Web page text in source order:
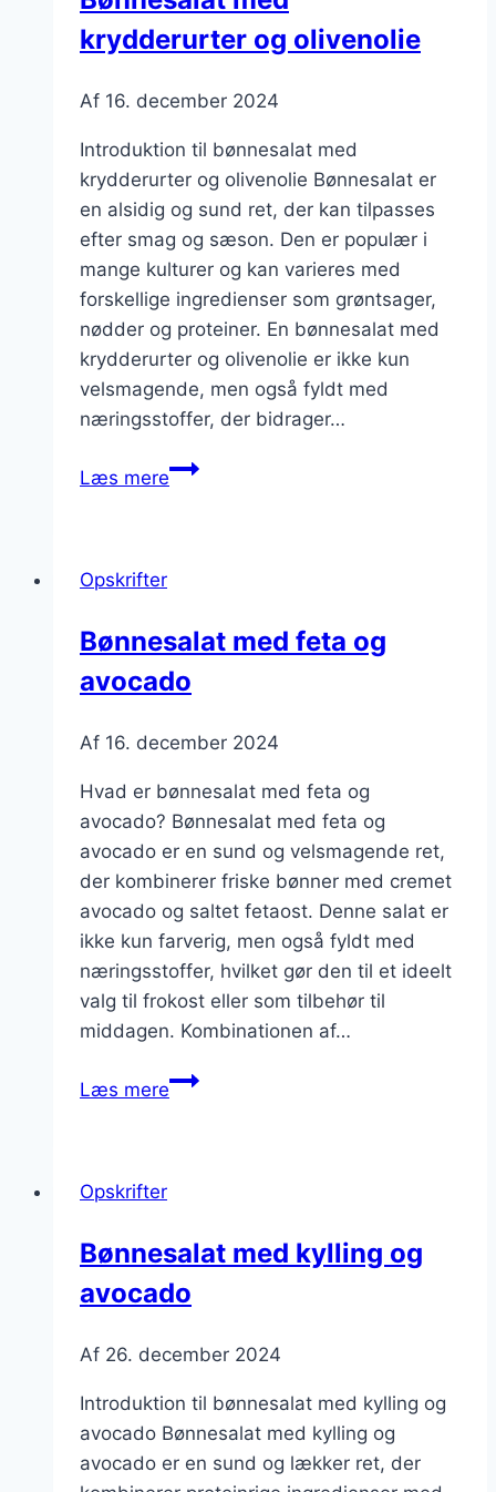
krydderurter og olivenolie
Af 16. december 2024
Introduktion til bønnesalat med
krydderurter og olivenolie Bønnesalat er
en alsidig og sund ret, der kan tilpasses
efter smag og sæson. Den er populær i
mange kulturer og kan varieres med
forskellige ingredienser som grøntsager,
nødder og proteiner. En bønnesalat med
krydderurter og olivenolie er ikke kun
velsmagende, men også fyldt med
næringsstoffer, der bidrager…
Læs mereBønnesalat
Opskrifter
Bønnesalat med feta og
avocado
Af 16. december 2024
Hvad er bønnesalat med feta og
avocado? Bønnesalat med feta og
avocado er en sund og velsmagende ret,
der kombinerer friske bønner med cremet
avocado og saltet fetaost. Denne salat er
ikke kun farverig, men også fyldt med
næringsstoffer, hvilket gør den til et ideelt
valg til frokost eller som tilbehør til
middagen. Kombinationen af…
Læs mereBønnesalat
Opskrifter
Bønnesalat med kylling og
avocado
Af 26. december 2024
Introduktion til bønnesalat med kylling og
avocado Bønnesalat med kylling og
avocado er en sund og lækker ret, der